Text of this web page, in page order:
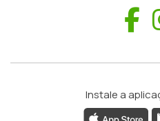
Instale a